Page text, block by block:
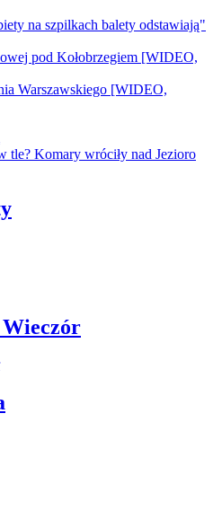
na szpilkach balety odstawiają"
pod Kołobrzegiem [WIDEO,
Warszawskiego [WIDEO,
tle? Komary wróciły nad Jezioro
Wieczór